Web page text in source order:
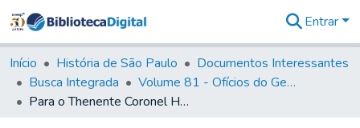
&
Coleções
Tudo na
Biblioteca
Entrar
Início História de São Paulo
Documentos Interessantes
Busca Integrada
Volume 81 - Ofícios do General Martim Lopes de Saldanha (Governador da Capitania)
Para o Thenente Coronel Henrique José de Figueiredo: na Laguna.